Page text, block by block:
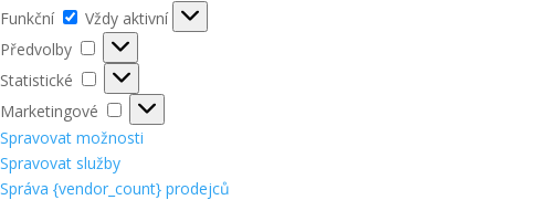
Funkční
Funkční
Vždy aktivní
Předvolby
Předvolby
Statistické
Statistické
Marketingové
Marketingové
Spravovat možnosti
Spravovat služby
Správa {vendor_count} prodejců